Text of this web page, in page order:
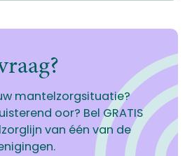
mantelzorgsituatie?
oor? Bel GRATIS
van één van de